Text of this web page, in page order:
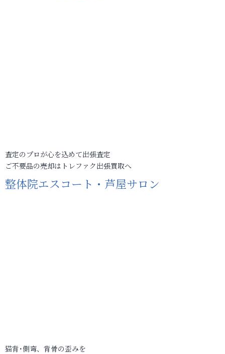
査定のプロが心を込めて出張査定
ご不要品の売却はトレファク出張買取へ
整体院エスコート・芦屋サロン
猫背･側弯、背骨の歪みを